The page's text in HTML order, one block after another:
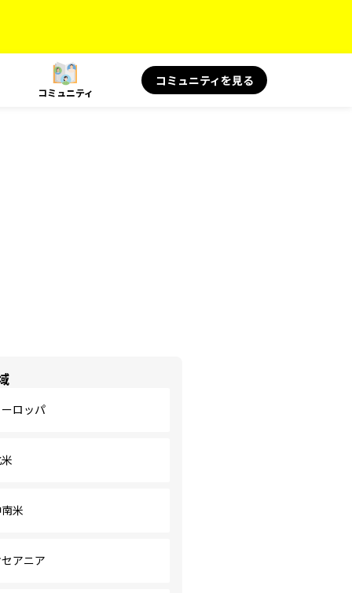
コミュニティ
コミュニティを見る
ロッパ
米
アニア